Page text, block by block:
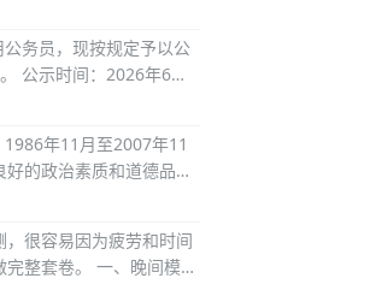
务员，现按规定予以公
公示时间：2026年6月2
年11月至2007年11
的政治素质和道德品
很容易因为疲劳和时间
整套卷。 一、晚间模考